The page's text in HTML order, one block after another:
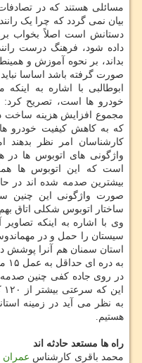
مسائلی هستند که در
دستانش است اصلاً بخواب
داده شود، فرهنگ درست
بداند، بر نحوه آموزش و
صورت گرفته باشد اساسا
ابوطالبی با اشاره به
خودرو ها است، تصریح کرد:
مجموع افزایش هزینه ساخت
که به کاهش کیفیت خودرو ها
کارشناسان امر نظر بدهند
واژگونی های اتوبوس ها در
است که این اتوبوس ها
بیشترین صدمه شده اند در
صورت واژگونی این چنین
ساختار اتوبوس شکلی اتاق
وی با اشاره به اینکه
سیستان را حمل و در
استان سمنان هم آنرا پوشش
در روی جاده کفی چنین صدمه
به نظر می آید در زمینه
هستیم.
راه ها مستعد حادثه اند
محمد باقری کارشناس عمران